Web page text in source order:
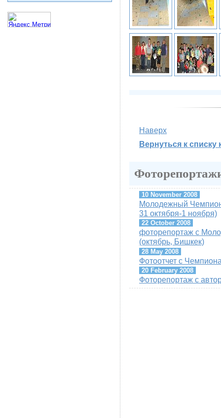
Наверх
Вернуться к списку
10 November 2008
Молодежный
31 октября-1 ноября)
22 October 2008
фоторепортаж с
(октябрь, Бишкек)
28 May 2008
Фотоотчет с
20 February 2008
Фоторепортаж с